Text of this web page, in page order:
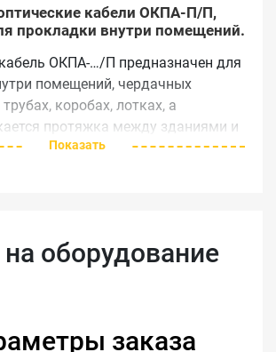
кабели ОКПА-П/П,
прокладки внутри помещений.
ОКПА-…/П предназначен для
помещений, чердачных
коробах, лотках, а
протяжка между зданиями и
для второй климатической
с тем должна обеспечиваться
волокна от климатических и
характеристики
Показать
оборудование
заказа